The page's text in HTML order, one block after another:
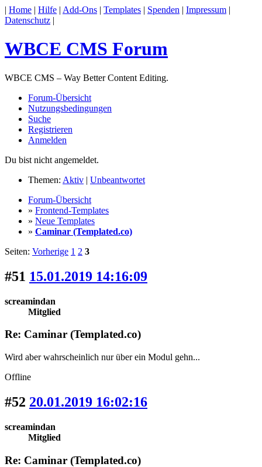
| Home | Hilfe | Add-Ons | Templates | Spenden | Impressum |
Datenschutz |
WBCE CMS Forum
WBCE CMS – Way Better Content Editing.
Forum-Übersicht
Nutzungsbedingungen
Suche
Registrieren
Anmelden
Du bist nicht angemeldet.
Themen: Aktiv | Unbeantwortet
Forum-Übersicht
» Frontend-Templates
» Neue Templates
» Caminar (Templated.co)
Seiten: Vorherige 1 2 3
#51 15.01.2019 14:16:09
screamindan
Mitglied
Re: Caminar (Templated.co)
Wird aber wahrscheinlich nur über ein Modul gehn...
Offline
#52 20.01.2019 16:02:16
screamindan
Mitglied
Re: Caminar (Templated.co)